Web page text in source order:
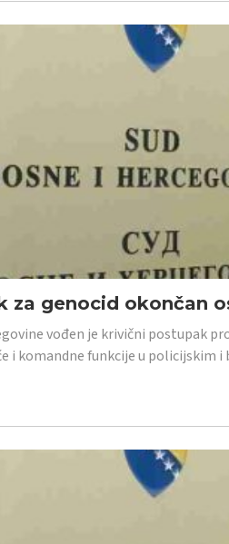
za genocid okončan
vođen je krivični postupak
i komandne funkcije u policijskim